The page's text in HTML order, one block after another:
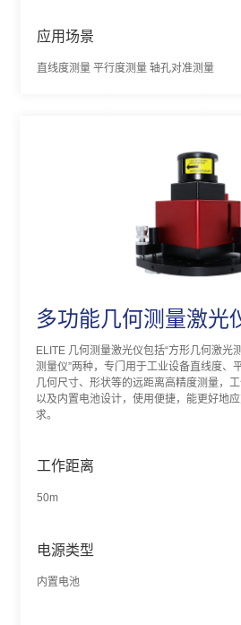
应用场景
直线度测量 平行度测量 轴孔对准测量
多功能几何测量激光
ELITE 几何测量激光仪包括“方形几何激光
测量仪”两种，专门用于工业设备直线度、
几何尺寸、形状等的远距离高精度测量，
以及内置电池设计，使用便捷，能更好地
求。
工作距离
50m
电源类型
内置电池